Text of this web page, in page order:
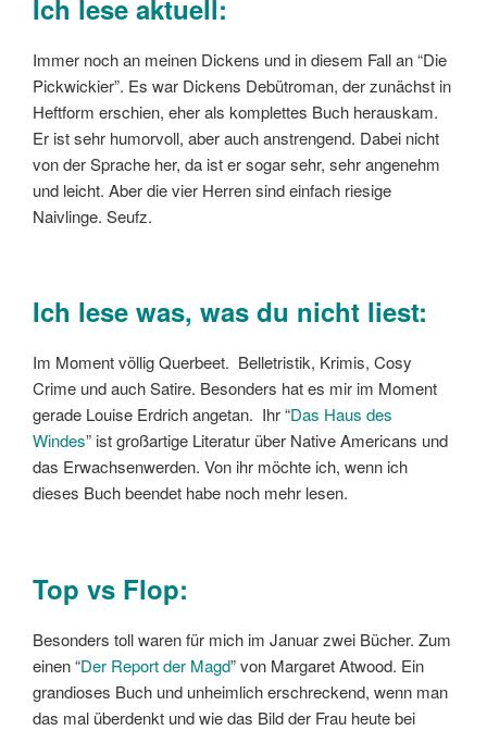
Ich lese aktuell:
Immer noch an meinen Dickens und in diesem Fall an “Die
Pickwickier”. Es war Dickens Debütroman, der zunächst in
Heftform erschien, eher als komplettes Buch herauskam.
Er ist sehr humorvoll, aber auch anstrengend. Dabei nicht
von der Sprache her, da ist er sogar sehr, sehr angenehm
und leicht. Aber die vier Herren sind einfach riesige
Naivlinge. Seufz.
Ich lese was, was du nicht liest:
Im Moment völlig Querbeet. Belletristik, Krimis, Cosy
Crime und auch Satire. Besonders hat es mir im Moment
gerade Louise Erdrich angetan. Ihr “Das Haus des
Windes” ist großartige Literatur über Native Americans und
das Erwachsenwerden. Von ihr möchte ich, wenn ich
dieses Buch beendet habe noch mehr lesen.
Top vs Flop:
Besonders toll waren für mich im Januar zwei Bücher. Zum
einen “Der Report der Magd” von Margaret Atwood. Ein
grandioses Buch und unheimlich erschreckend, wenn man
das mal überdenkt und wie das Bild der Frau heute bei